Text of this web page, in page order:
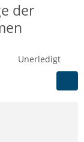
der
Unerledigt